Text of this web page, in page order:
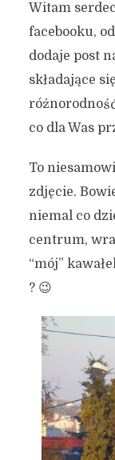
Witam
facebooku,
dodaje post
składające
co dla Was
To
zdjęcie.
niemal co
centrum,
“mój”
? 😉